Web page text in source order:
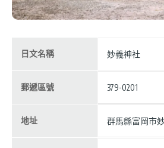
日文名稱 妙義神社
郵遞區號 379-0201
地址 群馬縣富岡市